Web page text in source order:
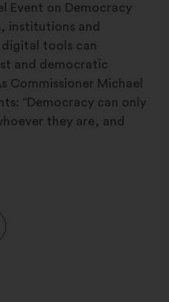
Event on Democracy
institutions and
tools can
and democratic
Commissioner Michael
“Democracy can only
they are, and